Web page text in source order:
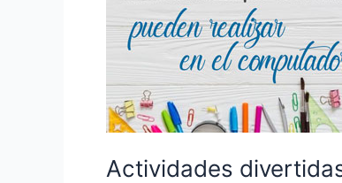
Actividades
Leer
y
Escribir